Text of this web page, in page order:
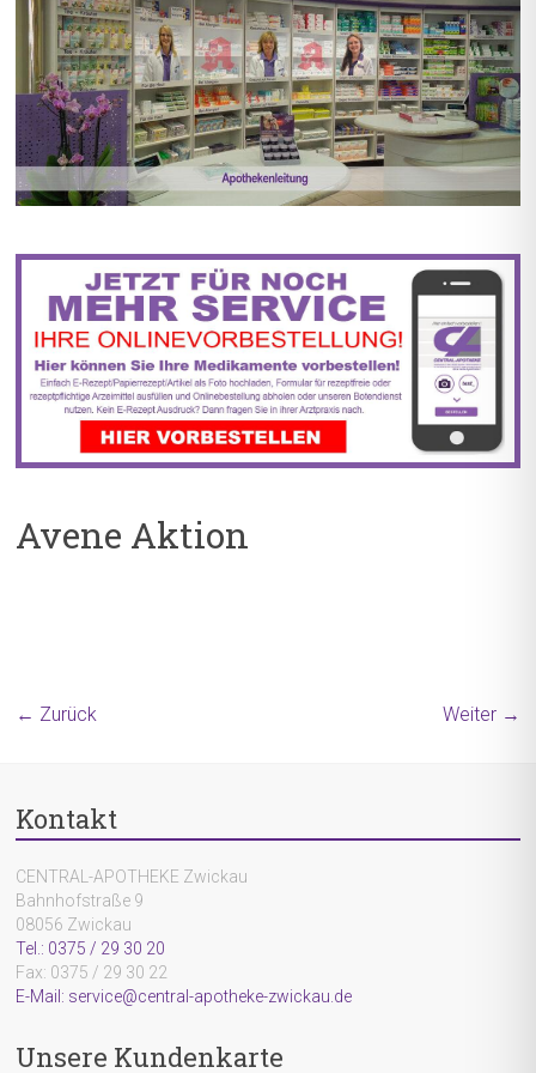
BIS ZU 55% RABATT AUF
REZEPTFREIE MEDIKAMENTE
5% TREUEBONUS MIT
KUNDENKARTE
Avene Aktion
← Zurück Weiter →
Kontakt
CENTRAL-APOTHEKE Zwickau
Bahnhofstraße 9
08056 Zwickau
Tel.: 0375 / 29 30 20
Fax: 0375 / 29 30 22
E-Mail: service@central-apotheke-zwickau.de
Unsere Kundenkarte